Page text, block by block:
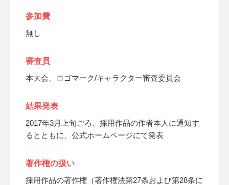
参加費
無し
審査員
本大会、ロゴマーク/キャラクター審査委員会
結果発表
2017年3月上旬ごろ、採用作品の作者本人に通知す
るとともに、公式ホームページにて発表
著作権の扱い
採用作品の著作権（著作権法第27条および第28条に